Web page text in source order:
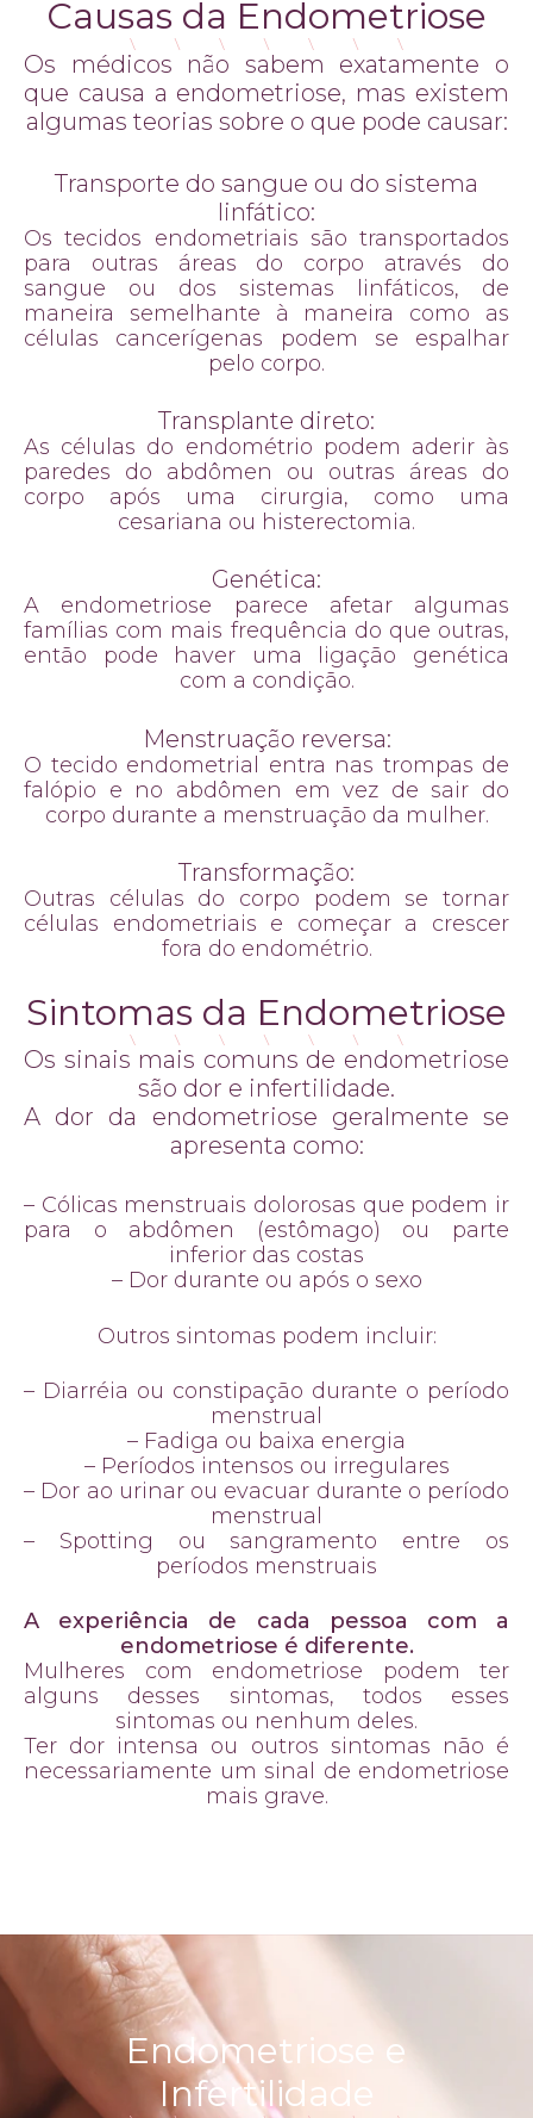
Causas da Endometriose
Os médicos não sabem exatamente o
que causa a endometriose, mas existem
algumas teorias sobre o que pode causar:
Transporte do sangue ou do sistema
linfático:
Os tecidos endometriais são transportados
para outras áreas do corpo através do
sangue ou dos sistemas linfáticos, de
maneira semelhante à maneira como as
células cancerígenas podem se espalhar
pelo corpo.
Transplante direto:
As células do endométrio podem aderir às
paredes do abdômen ou outras áreas do
corpo após uma cirurgia, como uma
cesariana ou histerectomia.
Genética:
A endometriose parece afetar algumas
famílias com mais frequência do que outras,
então pode haver uma ligação genética
com a condição.
Menstruação reversa:
O tecido endometrial entra nas trompas de
falópio e no abdômen em vez de sair do
corpo durante a menstruação da mulher.
Transformação:
Outras células do corpo podem se tornar
células endometriais e começar a crescer
fora do endométrio.
Sintomas da Endometriose
Os sinais mais comuns de endometriose
são dor e infertilidade.
A dor da endometriose geralmente se
apresenta como:
– Cólicas menstruais dolorosas que podem ir
para o abdômen (estômago) ou parte
inferior das costas
– Dor durante ou após o sexo
Outros sintomas podem incluir:
– Diarréia ou constipação durante o período
menstrual
– Fadiga ou baixa energia
– Períodos intensos ou irregulares
– Dor ao urinar ou evacuar durante o período
menstrual
– Spotting ou sangramento entre os
períodos menstruais
A experiência de cada pessoa com a
endometriose é diferente.
Mulheres com endometriose podem ter
alguns desses sintomas, todos esses
sintomas ou nenhum deles.
Ter dor intensa ou outros sintomas não é
necessariamente um sinal de endometriose
mais grave.
Endometriose e
Infertilidade